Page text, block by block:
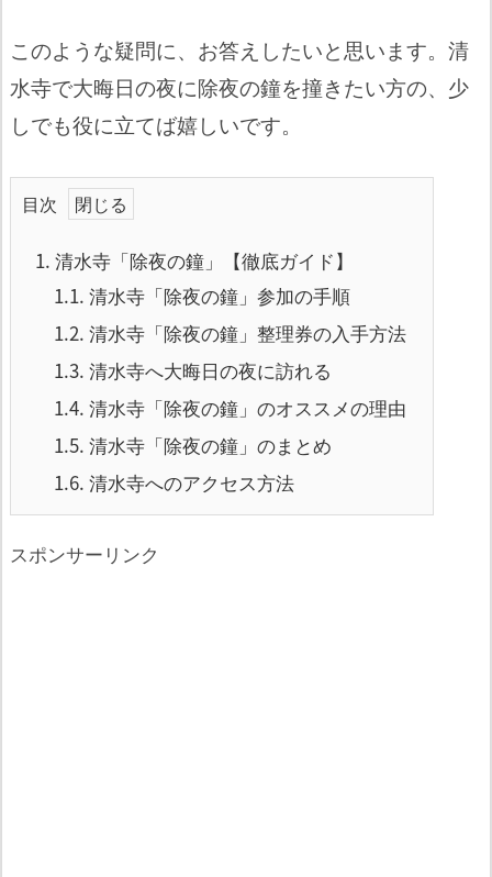
このような疑問に、お答えしたいと思います。清
水寺で大晦日の夜に除夜の鐘を撞きたい方の、少
しでも役に立てば嬉しいです。
目次
1. 清水寺「除夜の鐘」【徹底ガイド】
1.1. 清水寺「除夜の鐘」参加の手順
1.2. 清水寺「除夜の鐘」整理券の入手方法
1.3. 清水寺へ大晦日の夜に訪れる
1.4. 清水寺「除夜の鐘」のオススメの理由
1.5. 清水寺「除夜の鐘」のまとめ
1.6. 清水寺へのアクセス方法
スポンサーリンク